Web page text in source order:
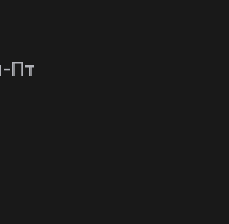
Пт